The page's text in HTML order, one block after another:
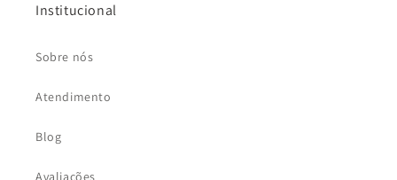
Institucional
Sobre nós
Atendimento
Blog
Avaliações